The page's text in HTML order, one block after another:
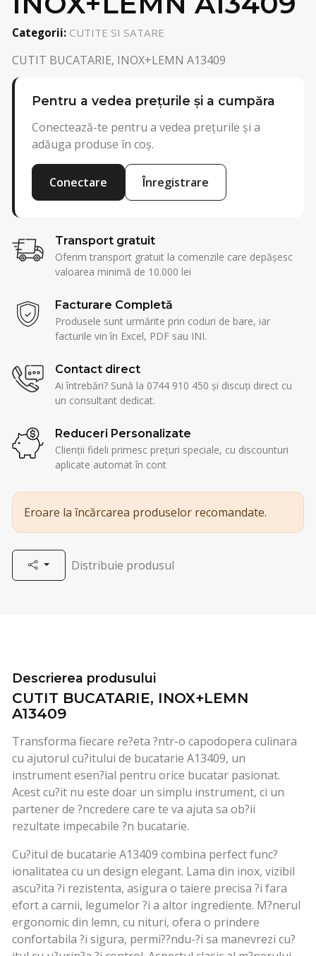
Categorii: CUTITE SI SATARE
CUTIT BUCATARIE, INOX+LEMN A13409
Pentru a vedea prețurile și a cumpăra
Conectează-te pentru a vedea prețurile și a
adăuga produse în coș.
Conectare Înregistrare
Transport gratuit
Oferim transport gratuit la comenzile care depășesc
valoarea minimă de 10.000 lei
Facturare Completă
Produsele sunt urmărite prin coduri de bare, iar
facturile vin în Excel, PDF sau INI.
Contact direct
Ai întrebări? Sună la 0744 910 450 și discuți direct cu
un consultant dedicat.
Reduceri Personalizate
Clienții fideli primesc prețuri speciale, cu discounturi
aplicate automat în cont
Eroare la încărcarea produselor recomandate.
Distribuie produsul
Descrierea produsului
CUTIT BUCATARIE, INOX+LEMN
A13409
Transforma fiecare re?eta ?ntr-o capodopera culinara
cu ajutorul cu?itului de bucatarie A13409, un
instrument esen?ial pentru orice bucatar pasionat.
Acest cu?it nu este doar un simplu instrument, ci un
partener de ?ncredere care te va ajuta sa ob?ii
rezultate impecabile ?n bucatarie.
Cu?itul de bucatarie A13409 combina perfect func?
ionalitatea cu un design elegant. Lama din inox, vizibil
ascu?ita ?i rezistenta, asigura o taiere precisa ?i fara
efort a carnii, legumelor ?i a altor ingrediente. M?nerul
ergonomic din lemn, cu nituri, ofera o prindere
confortabila ?i sigura, permi??ndu-?i sa manevrezi cu?